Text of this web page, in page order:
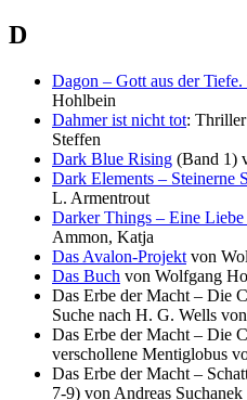
D
Dagon – Gott aus der
Hohlbein
Dahmer ist nicht tot:
Steffen
Dark Blue Rising (Band 1)
Dark Elements – Steinerne
L. Armentrout
Darker Things – Eine
Ammon, Katja
Das Avalon-Projekt von
Das Buch von Wolfgang
Das Erbe der Macht – Die
Suche nach H. G. Wells
Das Erbe der Macht – Die
verschollene Mentiglobus
Das Erbe der Macht –
7-9) von Andreas Suchanek